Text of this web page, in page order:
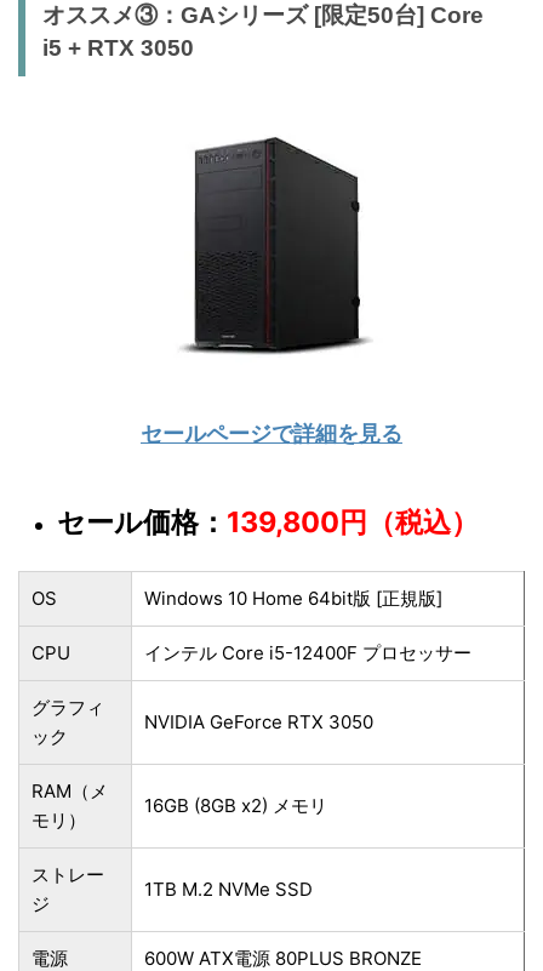
オススメ③：GAシリーズ [限定50台] Core
i5 + RTX 3050
セールページで詳細を見る
セール価格： 139,800円（税込）
OS Windows 10 Home 64bit版 [正規版]
CPU インテル Core i5-12400F プロセッサー
グラフィ
ック
NVIDIA GeForce RTX 3050
RAM（メ
モリ）
16GB (8GB x2) メモリ
ストレー
ジ
1TB M.2 NVMe SSD
電源 600W ATX電源 80PLUS BRONZE